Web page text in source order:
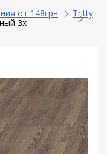
от 148грн
Tritty
3х